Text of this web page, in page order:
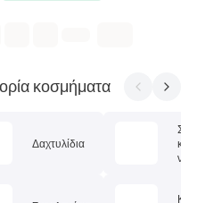
κοσμήματα
Δαχτυλίδια
Σετ
ν